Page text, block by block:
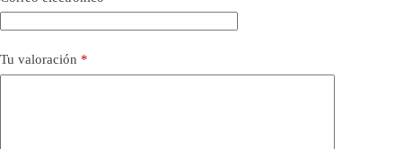
Tu valoración *